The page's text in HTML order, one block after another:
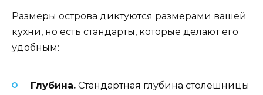
Размеры острова диктуются размерами вашей
кухни, но есть стандарты, которые делают его
удобным:
Глубина. Стандартная глубина столешницы